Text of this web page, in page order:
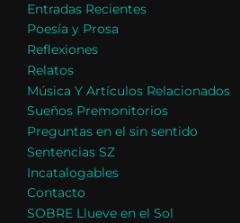
Entradas Recientes
Poesía y Prosa
Reflexiones
Relatos
Música Y Artículos Relacionados
Sueños Premonitorios
Preguntas en el sin sentido
Sentencias SZ
Incatalogables
Contacto
SOBRE Llueve en el Sol